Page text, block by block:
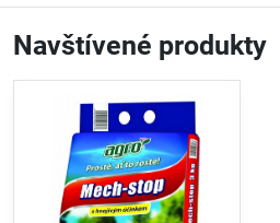
Navštívené produkty